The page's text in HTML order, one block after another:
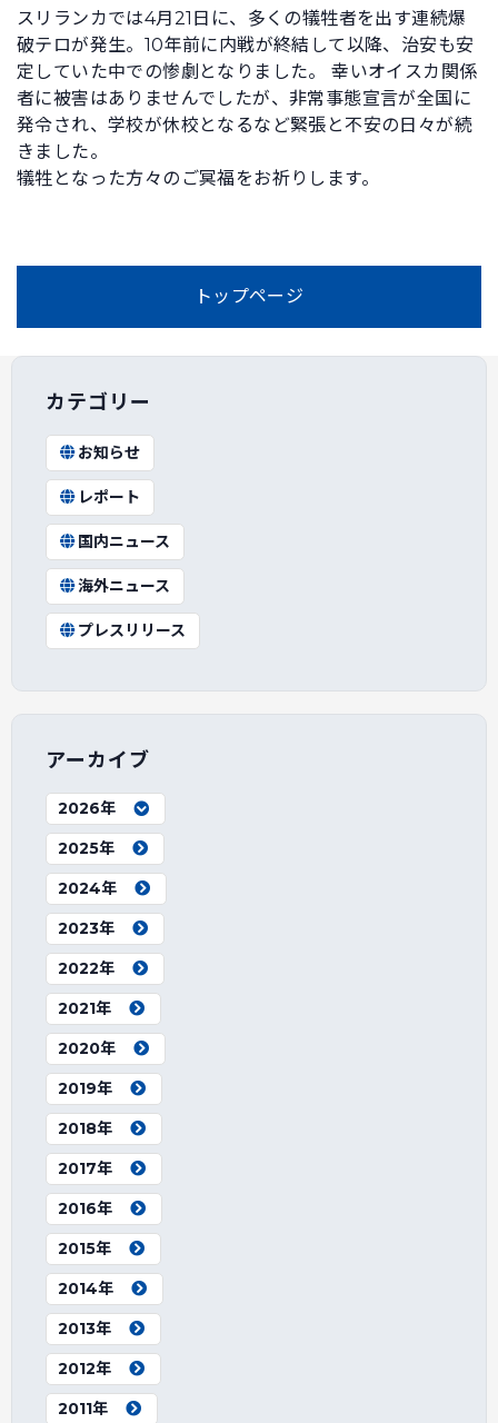
スリランカでは4月21日に、多くの犠牲者を出す連続爆
破テロが発生。10年前に内戦が終結して以降、治安も安
定していた中での惨劇となりました。 幸いオイスカ関係
者に被害はありませんでしたが、非常事態宣言が全国に
発令され、学校が休校となるなど緊張と不安の日々が続
きました。
犠牲となった方々のご冥福をお祈りします。
トップページ
カテゴリー
お知らせ
レポート
国内ニュース
海外ニュース
プレスリリース
アーカイブ
2026年
2025年
2024年
2023年
2022年
2021年
2020年
2019年
2018年
2017年
2016年
2015年
2014年
2013年
2012年
2011年